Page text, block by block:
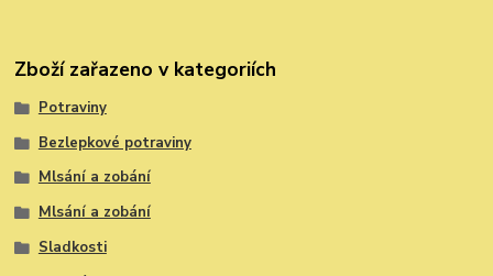
Zboží zařazeno v kategoriích
Potraviny
Bezlepkové potraviny
Mlsání a zobání
Mlsání a zobání
Sladkosti